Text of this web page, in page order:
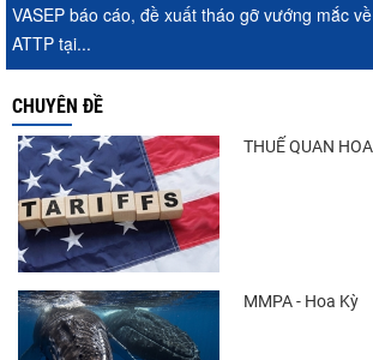
VASEP báo cáo, đề xuất tháo gỡ vướng mắc
ATTP tại...
CHUYÊN ĐỀ
THUẾ QUAN
MMPA - Hoa Kỳ